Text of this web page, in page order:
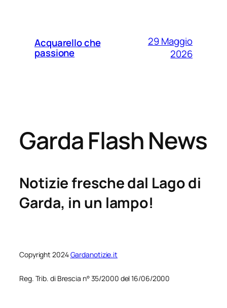
Acquarello che
passione
29 Maggio
2026
Garda Flash News
Notizie fresche dal Lago di
Garda, in un lampo!
Copyright 2024Gardanotizie.it
Reg. Trib. di Brescia n° 35/2000 del 16/06/2000